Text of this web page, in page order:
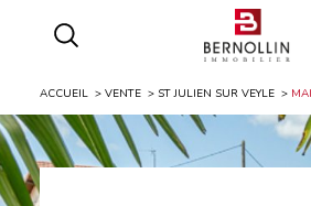
ACCUEIL VENTE ST JULIEN SUR VEYLE